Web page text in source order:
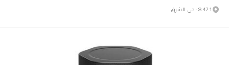
1 S 47 - حي الشرق